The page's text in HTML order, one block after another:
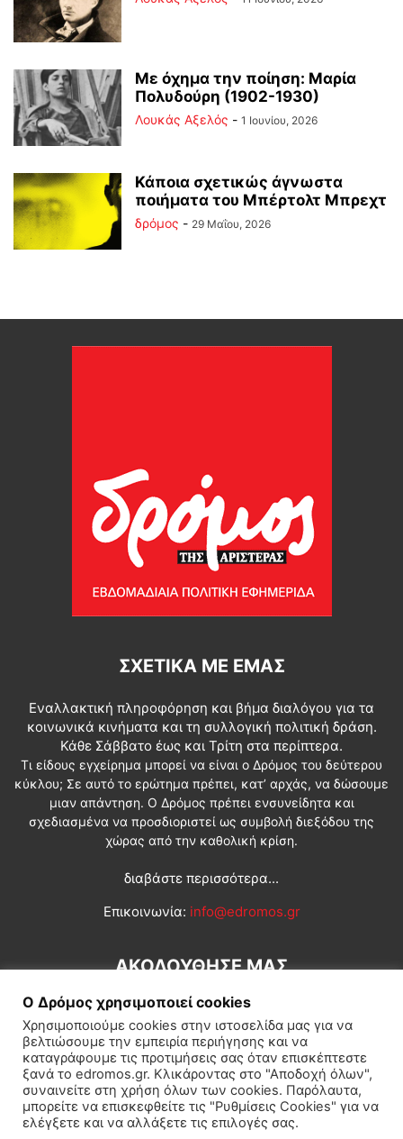
Με όχημα την ποίηση: Μαρία
Πολυδούρη (1902-1930)
Λουκάς Αξελός - 1 Ιουνίου, 2026
Κάποια σχετικώς άγνωστα
ποιήματα του Μπέρτολτ Μπρεχτ
δρόμος - 29 Μαΐου, 2026
ΣΧΕΤΙΚΆ ΜΕ ΕΜΆΣ
Εναλλακτική πληροφόρηση και βήμα διαλόγου για τα
κοινωνικά κινήματα και τη συλλογική πολιτική δράση.
Κάθε Σάββατο έως και Τρίτη στα περίπτερα.
Τι είδους εγχείρημα μπορεί να είναι ο Δρόμος του δεύτερου
κύκλου; Σε αυτό το ερώτημα πρέπει, κατ’ αρχάς, να δώσουμε
μιαν απάντηση. Ο Δρόμος πρέπει ενσυνείδητα και
σχεδιασμένα να προσδιοριστεί ως συμβολή διεξόδου της
χώρας από την καθολική κρίση.
διαβάστε περισσότερα...
Επικοινωνία: info@edromos.gr
ΑΚΟΛΟΥΘΗΣΕ ΜΑΣ
Εγγραφή συνδρομητή Πολιτική Διεθνή Κοινωνία
Πολιτισμός Αφιερώματα
Ο Δρόμος χρησιμοποιεί cookies
Χρησιμοποιούμε cookies στην ιστοσελίδα μας για να
βελτιώσουμε την εμπειρία περιήγησης και να
καταγράφουμε τις προτιμήσεις σας όταν επισκέπτεστε
ξανά το edromos.gr. Κλικάροντας στο "Αποδοχή όλων",
συναινείτε στη χρήση όλων των cookies. Παρόλαυτα,
μπορείτε να επισκεφθείτε τις "Ρυθμίσεις Cookies" για να
ελέγξετε και να αλλάξετε τις επιλογές σας.